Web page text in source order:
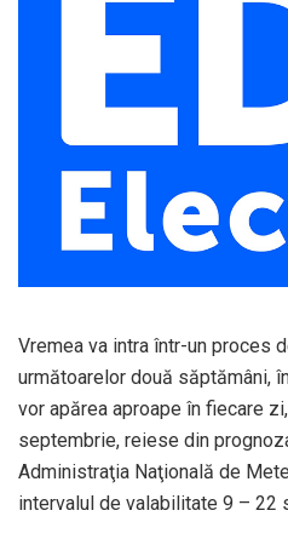
Vremea va intra într-un proces
următoarelor două săptămâni,
vor apărea aproape în fiecare
septembrie, reiese din
Administraţia Naţională de
intervalul de valabilitate 9 – 22